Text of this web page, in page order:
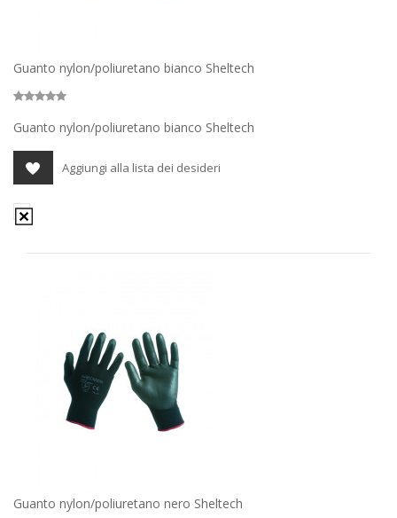
Guanto nylon/poliuretano bianco Sheltech
Guanto nylon/poliuretano bianco Sheltech
Aggiungi alla lista dei desideri
Guanto nylon/poliuretano nero Sheltech